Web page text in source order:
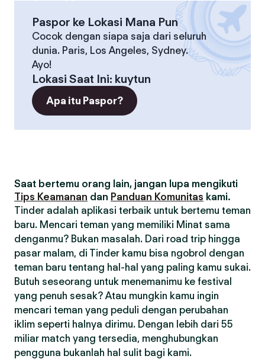
Paspor ke Lokasi Mana Pun
Cocok dengan siapa saja dari seluruh
dunia. Paris, Los Angeles, Sydney.
Ayo!
Lokasi Saat Ini: kuytun
Apa itu Paspor?
Saat bertemu orang lain, jangan lupa mengikuti
Tips Keamanan dan Panduan Komunitas kami.
Tinder adalah aplikasi terbaik untuk bertemu teman
baru. Mencari teman yang memiliki Minat sama
denganmu? Bukan masalah. Dari road trip hingga
pasar malam, di Tinder kamu bisa ngobrol dengan
teman baru tentang hal-hal yang paling kamu sukai.
Butuh seseorang untuk menemanimu ke festival
yang penuh sesak? Atau mungkin kamu ingin
mencari teman yang peduli dengan perubahan
iklim seperti halnya dirimu. Dengan lebih dari 55
miliar match yang tersedia, menghubungkan
pengguna bukanlah hal sulit bagi kami.